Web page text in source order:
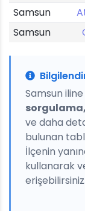
Samsun
Samsun
Samsun
ve daha
bulunan
İlçenin
kullanarak
erişebilirsiniz.